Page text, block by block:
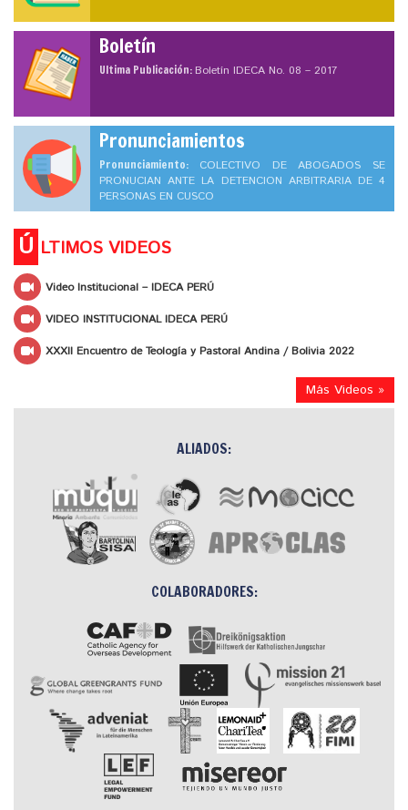
Boletín
Ultima Publicación:Boletín IDECA No. 08 – 2017
Pronunciamientos
Pronunciamiento: COLECTIVO DE ABOGADOS SE
PRONUCIAN ANTE LA DETENCION ARBITRARIA DE 4
PERSONAS EN CUSCO
Ú LTIMOS VIDEOS
Video Institucional – IDECA PERÚ
VIDEO INSTITUCIONAL IDECA PERÚ
XXXII Encuentro de Teología y Pastoral Andina / Bolivia 2022
Más Videos »
ALIADOS:
COLABORADORES: